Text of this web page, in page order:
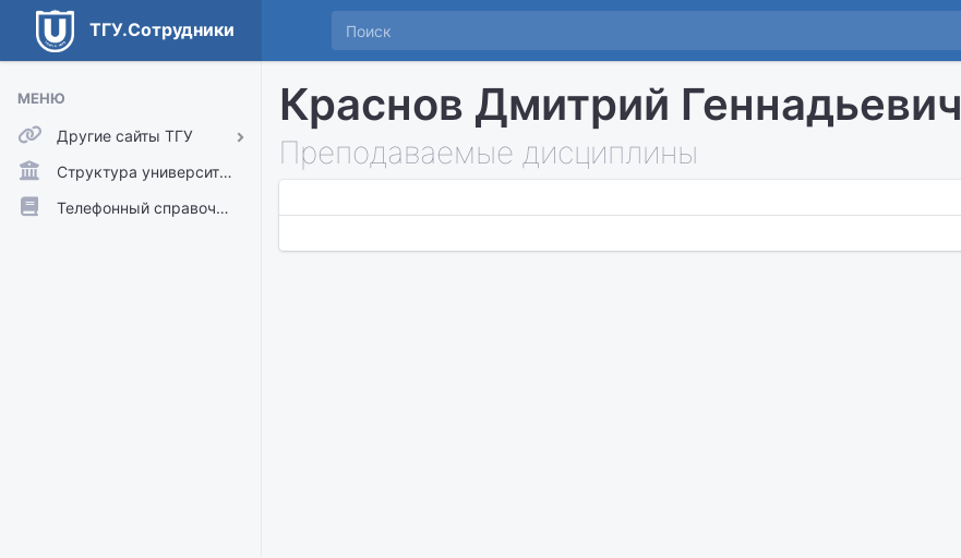
ТГУ.Сотрудники
МЕНЮ
Другие сайты ТГУ
ТГУ.Аккаунты
ТГУ.Расписание
Структура университета
Телефонный справочник
Краснов Дмитрий Геннадьевич
Преподаваемые дисциплины